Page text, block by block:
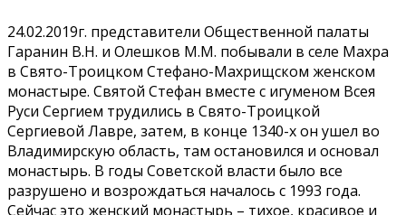
24.02.2019г. представители Общественной палаты
Гаранин В.Н. и Олешков М.М. побывали в селе Махра
в Свято-Троицком Стефано-Махрищском женском
монастыре. Святой Стефан вместе с игуменом Всея
Руси Сергием трудились в Свято-Троицкой
Сергиевой Лавре, затем, в конце 1340-х он ушел во
Владимирскую область, там остановился и основал
монастырь. В годы Советской власти было все
разрушено и возрождаться началось с 1993 года.
Сейчас это женский монастырь – тихое, красивое и